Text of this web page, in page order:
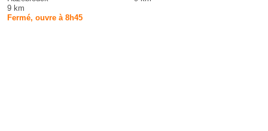
9 km
Fermé, ouvre à 8h45